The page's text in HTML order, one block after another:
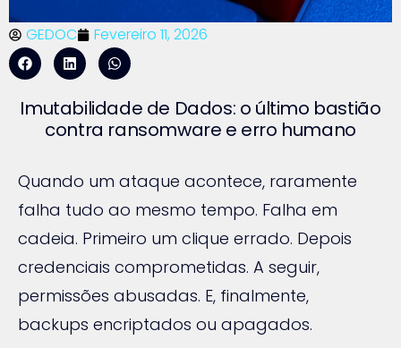
GEDOC Fevereiro 11, 2026
Imutabilidade de Dados: o último bastião
contra ransomware e erro humano
Quando um ataque acontece, raramente
falha tudo ao mesmo tempo. Falha em
cadeia. Primeiro um clique errado. Depois
credenciais comprometidas. A seguir,
permissões abusadas. E, finalmente,
backups encriptados ou apagados.